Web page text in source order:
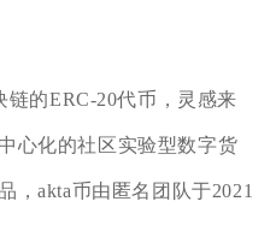
链的ERC-20代币，灵感来
心化的社区实验型数字货
，akta币由匿名团队于2021